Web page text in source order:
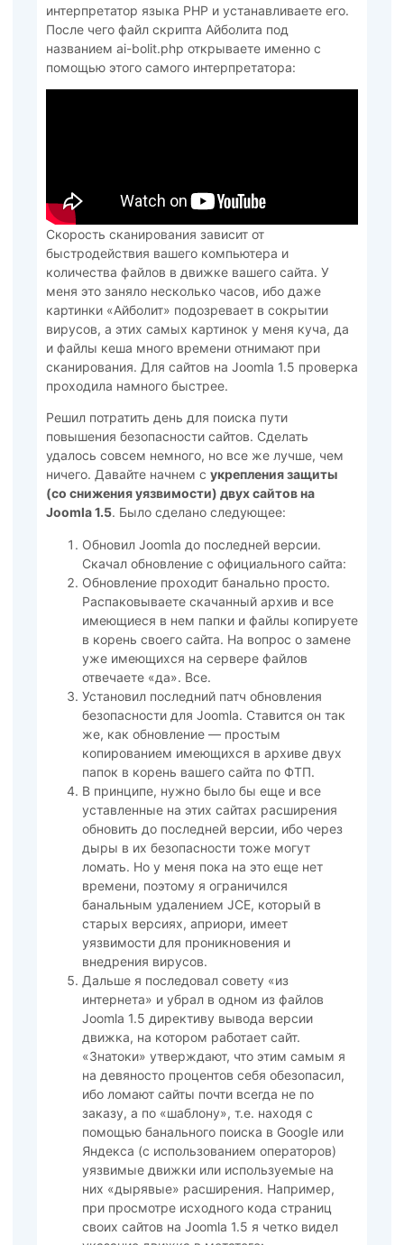
интерпретатор языка PHP и устанавливаете его.
После чего файл скрипта Айболита под
названием ai-bolit.php открываете именно с
помощью этого самого интерпретатора:
Скорость сканирования зависит от
быстродействия вашего компьютера и
количества файлов в движке вашего сайта. У
меня это заняло несколько часов, ибо даже
картинки «Айболит» подозревает в сокрытии
вирусов, а этих самых картинок у меня куча, да
и файлы кеша много времени отнимают при
сканирования. Для сайтов на Joomla 1.5 проверка
проходила намного быстрее.
Решил потратить день для поиска пути
повышения безопасности сайтов. Сделать
удалось совсем немного, но все же лучше, чем
ничего. Давайте начнем с укрепления защиты
(со снижения уязвимости) двух сайтов на
Joomla 1.5. Было сделано следующее:
Обновил Joomla до последней версии.
Скачал обновление с официального сайта:
Обновление проходит банально просто.
Распаковываете скачанный архив и все
имеющиеся в нем папки и файлы копируете
в корень своего сайта. На вопрос о замене
уже имеющихся на сервере файлов
отвечаете «да». Все.
Установил последний патч обновления
безопасности для Joomla. Ставится он так
же, как обновление — простым
копированием имеющихся в архиве двух
папок в корень вашего сайта по ФТП.
В принципе, нужно было бы еще и все
уставленные на этих сайтах расширения
обновить до последней версии, ибо через
дыры в их безопасности тоже могут
ломать. Но у меня пока на это еще нет
времени, поэтому я ограничился
банальным удалением JCE, который в
старых версиях, априори, имеет
уязвимости для проникновения и
внедрения вирусов.
Дальше я последовал совету «из
интернета» и убрал в одном из файлов
Joomla 1.5 директиву вывода версии
движка, на котором работает сайт.
«Знатоки» утверждают, что этим самым я
на девяносто процентов себя обезопасил,
ибо ломают сайты почти всегда не по
заказу, а по «шаблону», т.е. находя с
помощью банального поиска в Google или
Яндекса (с использованием операторов)
уязвимые движки или используемые на
них «дырявые» расширения. Например,
при просмотре исходного кода страниц
своих сайтов на Joomla 1.5 я четко видел